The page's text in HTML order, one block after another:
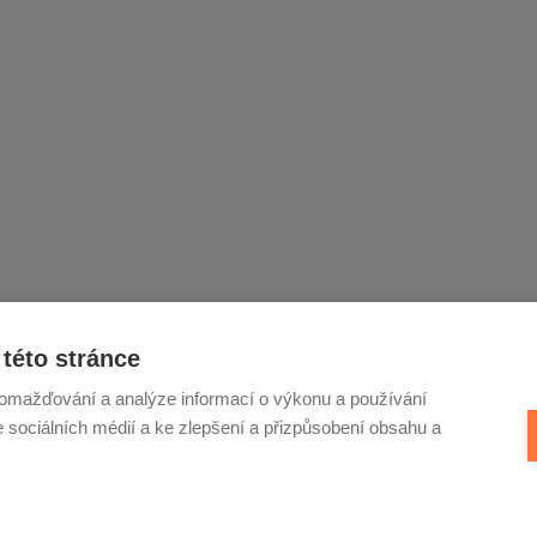
stránce
a analýze informací o výkonu a používání
médií a ke zlepšení a přizpůsobení obsahu a